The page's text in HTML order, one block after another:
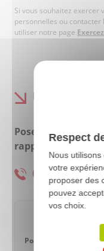
Si vous souhaitez exercer
personnelles ou
utiliser notre page
UNE
Posez nous vos
rappeler
01 81 87 08
Posez-nous une
Respect
Nous
votre
proposer des
pouvez
vos choix.